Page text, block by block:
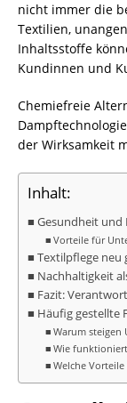
nicht immer die
Textilien,
Inhaltsstoffe
Kundinnen und
Chemiefreie
der Wirksamkeit
Inhalt:
Gesundheit und
Vorteile für
Textilpflege neu
Nachhaltigkeit
Fazit:
Häufig gestellte
Warum steigen
Wie
Welche